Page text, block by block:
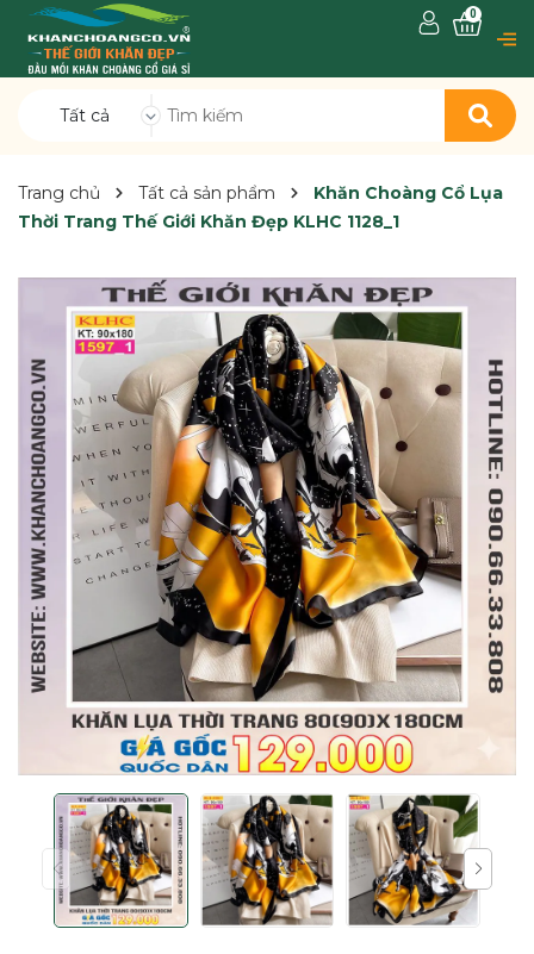
Tất cả
0
Trang chủ Tất cả sản phẩm
Khăn Choàng Cổ Lụa
Thời Trang Thế Giới Khăn Đẹp KLHC 1128_1